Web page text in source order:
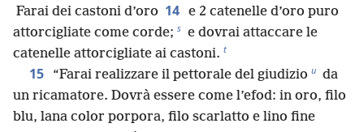
Farai dei castoni d’oro 14 e 2 catenelle d’oro puro
attorcigliate come corde; s e dovrai attaccare le
catenelle attorcigliate ai castoni. t
15 “Farai realizzare il pettorale del giudizio u da
un ricamatore. Dovrà essere come l’efod: in oro, filo
blu, lana color porpora, filo scarlatto e lino fine